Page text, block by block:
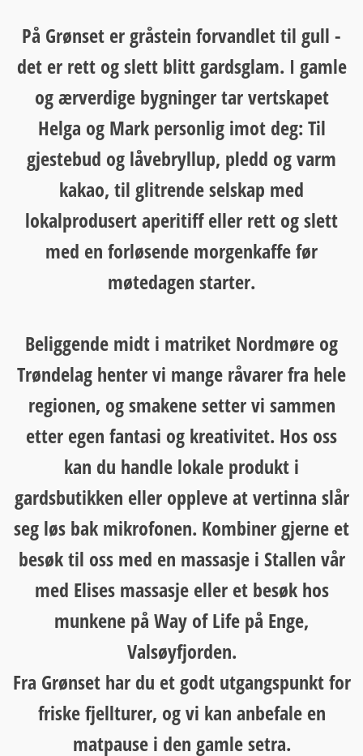
På Grønset er gråstein forvandlet til gull -
det er rett og slett blitt gardsglam. I gamle
og ærverdige bygninger tar vertskapet
Helga og Mark personlig imot deg: Til
gjestebud og låvebryllup, pledd og varm
kakao, til glitrende selskap med
lokalprodusert aperitiff eller rett og slett
med en forløsende morgenkaffe før
møtedagen starter.
Beliggende midt i matriket Nordmøre og
Trøndelag henter vi mange råvarer fra hele
regionen, og smakene setter vi sammen
etter egen fantasi og kreativitet. Hos oss
kan du handle lokale produkt i
gardsbutikken eller oppleve at vertinna slår
seg løs bak mikrofonen. Kombiner gjerne et
besøk til oss med en massasje i Stallen vår
med Elises massasje eller et besøk hos
munkene på Way of Life på Enge,
Valsøyfjorden.
Fra Grønset har du et godt utgangspunkt for
friske fjellturer, og vi kan anbefale en
matpause i den gamle setra.